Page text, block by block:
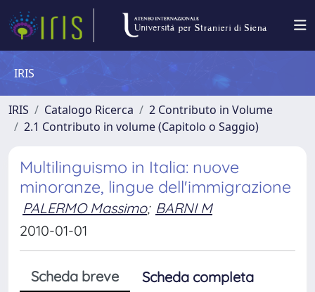
IRIS
IRIS Catalogo Ricerca
2 Contributo in Volume
2.1 Contributo in volume (Capitolo o Saggio)
Multilinguismo in Italia: nuove
minoranze, lingue dell'immigrazione
PALERMO Massimo; BARNI M
2010-01-01
Scheda breve
Scheda completa